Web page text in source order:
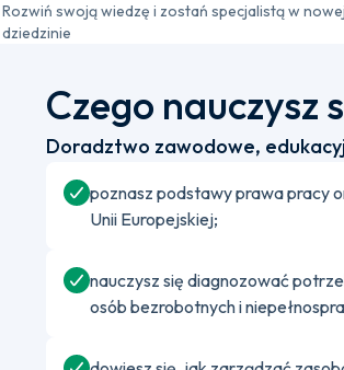
Rozwiń swoją wiedzę i zostań specjalistą w nowej
dziedzinie
Czego nauczysz
Doradztwo zawodowe,
poznasz podstawy prawa pracy
Unii Europejskiej;
nauczysz się diagnozować
osób bezrobotnych i